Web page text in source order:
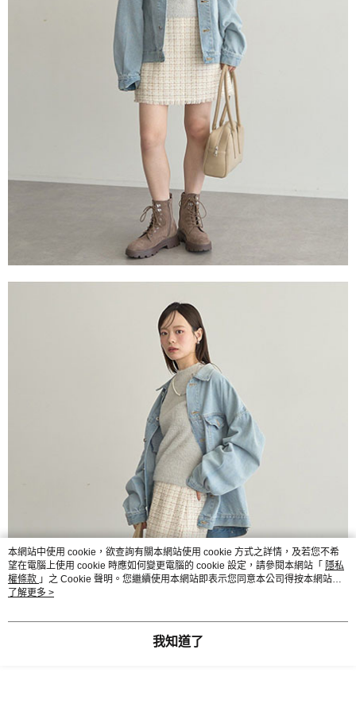
本網站中使用 cookie，欲查詢有關本網站使用 cookie 方式之詳情，及若您不希
望在電腦上使用 cookie 時應如何變更電腦的 cookie 設定，請參閱本網站「 隱私
權條款 」之 Cookie 聲明。您繼續使用本網站即表示您同意本公司得按本網站使
用條款之 Cookie 聲明使用 cookie。
了解更多 >
我知道了